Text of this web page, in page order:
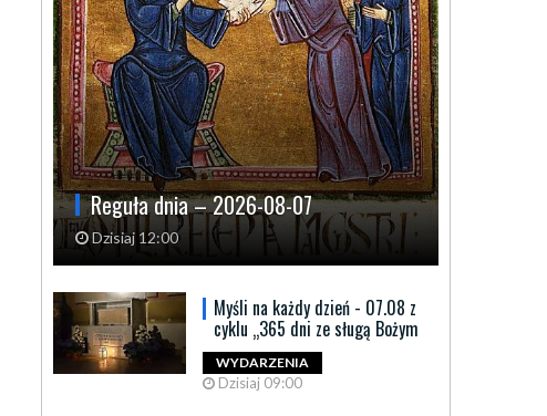
Reguła dnia – 2026-08-07
Dzisiaj 12:00
Myśli na każdy dzień - 07.08 z
cyklu „365 dni ze sługą Bożym
WYDARZENIA
Dzisiaj 09:00